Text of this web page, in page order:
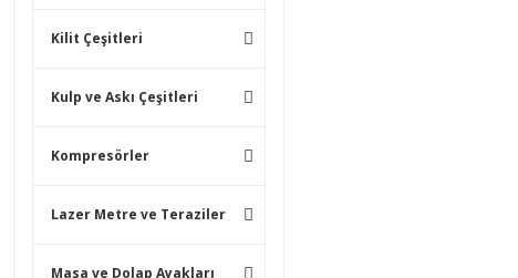
Kilit Çeşitleri
Kulp ve Askı Çeşitleri
Kompresörler
Lazer Metre ve Teraziler
Masa ve Dolap Ayakları